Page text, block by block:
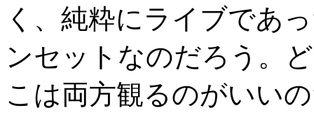
く、純粋にライブであ
ンセットなのだろう。
こは両方観るのがいい